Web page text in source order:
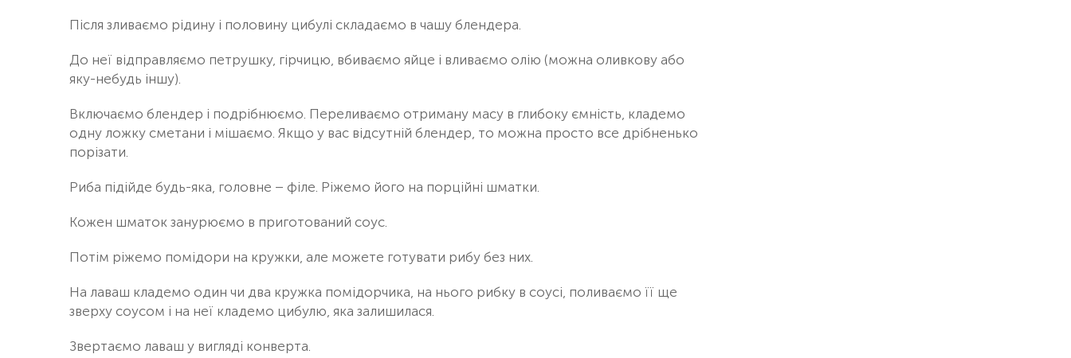
Після зливаємо рідину і половину цибулі складаємо в чашу блендера.
До неї відправляємо петрушку, гірчицю, вбиваємо яйце і вливаємо олію (можна оливкову або
яку-небудь іншу).
Включаємо блендер і подрібнюємо. Переливаємо отриману масу в глибоку ємність, кладемо
одну ложку сметани і мішаємо. Якщо у вас відсутній блендер, то можна просто все дрібненько
порізати.
Риба підійде будь-яка, головне – філе. Ріжемо його на порційні шматки.
Кожен шматок занурюємо в приготований соус.
Потім ріжемо помідори на кружки, але можете готувати рибу без них.
На лаваш кладемо один чи два кружка помідорчика, на нього рибку в соусі, поливаємо її ще
зверху соусом і на неї кладемо цибулю, яка залишилася.
Звертаємо лаваш у вигляді конверта.